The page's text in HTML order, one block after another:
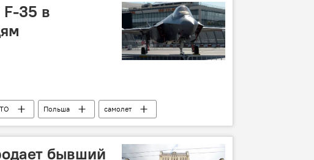
35 в
Польша
самолет
мира
бывший